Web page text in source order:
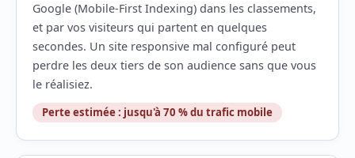
Google (Mobile-First Indexing) dans les classements,
et par vos visiteurs qui partent en quelques
secondes. Un site responsive mal configuré peut
perdre les deux tiers de son audience sans que vous
le réalisiez.
Perte estimée : jusqu'à 70 % du trafic mobile